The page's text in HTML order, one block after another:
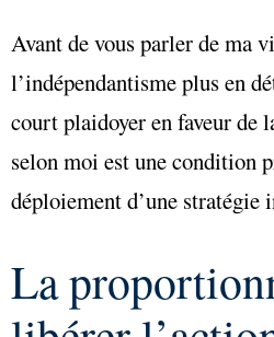
Avant de vous parler de ma
l’indépendantisme plus en
court plaidoyer en faveur de
selon moi est une condition
déploiement d’une stratégie
La